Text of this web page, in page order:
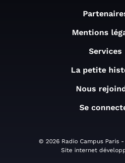
Mentions
Services
La petite
Nous
Se
© 2026 Radio Campus Paris
Site internet